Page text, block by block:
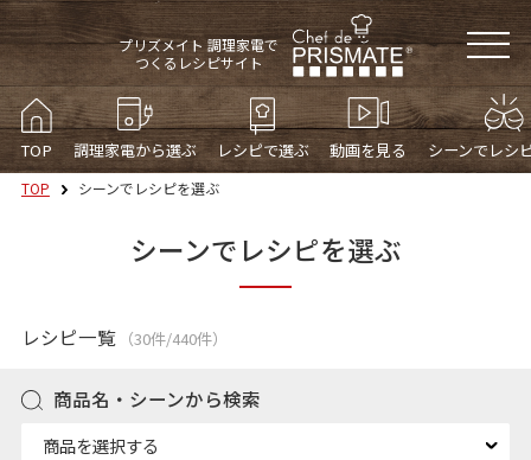
プリズメイト 調理家電で
つくるレシピサイト
TOP 調理家電から選ぶ レシピで選ぶ シーンでレシ
動画を見る
TOP シーンでレシピを選ぶ
シーンでレシピを選ぶ
レシピ一覧 （30件/440件）
商品名・シーンから検索
商品を選択する